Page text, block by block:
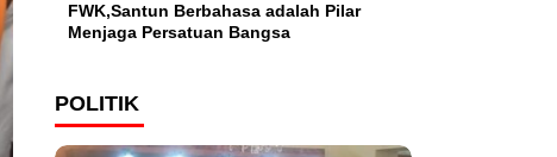
FWK,Santun Berbahasa adalah Pilar
Menjaga Persatuan Bangsa
POLITIK